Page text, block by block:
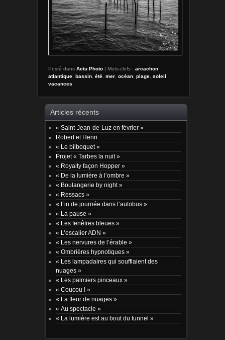
Posté dans Actu Photo | Mots-clefs : arcachon,
atlantique, bassin, été, mer, océan, plage, soleil
vacances
Articles récents
« Saint-Jean-de-Luz en février »
Robert et Henri
« Le bilboquet »
Projet « Tarbes la nuit »
« Royalty façon Hopper »
« De la lumière à l’ombre »
« Boulangerie by night »
« Ressacs »
« Fin de journée dans l’autobus »
« La pause »
« Les fenêtres bleues »
« L’escalier ADN »
« Les nervures de l’érable »
« Ombrières hypnotiques »
« Les lampadaires qui soufflaient des
nuages »
« Les palmiers pinceaux »
« Coucou ! »
« La fleur de nuages »
« Au spectacle »
« La lumière est au bout du tunnel »